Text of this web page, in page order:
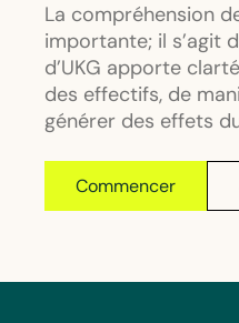
La compréhension
importante; il s’agit
d’UKG apporte
des effectifs, de
générer des effets
Commencer